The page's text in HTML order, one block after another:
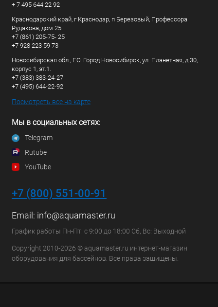
+ 7 495 644 22 92
Краснодарский край, г Краснодар, п Березовый, Профессора
Рудакова, дом 25
+7 (861) 205-75- 25
+7 928 223 59 73
Новосибирская обл., Г.О. Город Новосибирск, ул. Планетная, д.30,
корпус 1, эт.1.
+7 (383) 383-24-27
+7 (495) 644-22-92
Посмотреть все на карте
Мы в социальных сетях:
Telegram
Rutube
YouTube
+7 (800) 551-00-91
Email: info@aquamaster.ru
График работы Пн-Пт: с 9:00 до 18:00 Сб, Вс: Выходной
Copyright 2010-2026 © aquamaster.ru интернет-магазин
оборудования для бассейнов. Все права защищены.